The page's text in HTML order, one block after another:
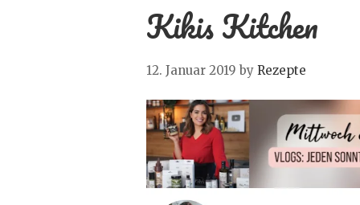
Kikis Kitchen
12. Januar 2019 by Rezepte